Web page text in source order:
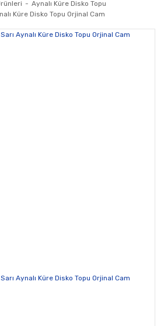
Aynalı Küre Disko Topu
Küre Disko Topu Orjinal Cam